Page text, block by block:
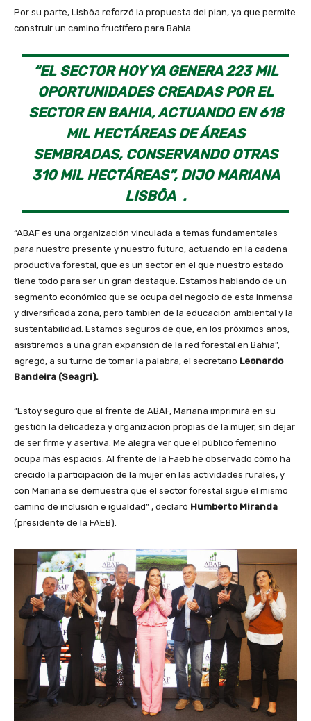
Por su parte, Lisbôa reforzó la propuesta del plan, ya que permite
construir un camino fructífero para Bahia.
“EL SECTOR HOY YA GENERA 223 MIL
OPORTUNIDADES CREADAS POR EL
SECTOR EN BAHIA, ACTUANDO EN 618
MIL HECTÁREAS DE ÁREAS
SEMBRADAS, CONSERVANDO OTRAS
310 MIL HECTÁREAS”, DIJO MARIANA
LISBÔA .
“ABAF es una organización vinculada a temas fundamentales
para nuestro presente y nuestro futuro, actuando en la cadena
productiva forestal, que es un sector en el que nuestro estado
tiene todo para ser un gran destaque. Estamos hablando de un
segmento económico que se ocupa del negocio de esta inmensa
y diversificada zona, pero también de la educación ambiental y la
sustentabilidad. Estamos seguros de que, en los próximos años,
asistiremos a una gran expansión de la red forestal en Bahia”,
agregó, a su turno de tomar la palabra, el secretario Leonardo
Bandeira (Seagri).
“Estoy seguro que al frente de ABAF, Mariana imprimirá en su
gestión la delicadeza y organización propias de la mujer, sin dejar
de ser firme y asertiva. Me alegra ver que el público femenino
ocupa más espacios. Al frente de la Faeb he observado cómo ha
crecido la participación de la mujer en las actividades rurales, y
con Mariana se demuestra que el sector forestal sigue el mismo
camino de inclusión e igualdad” , declaró Humberto Miranda
(presidente de la FAEB).